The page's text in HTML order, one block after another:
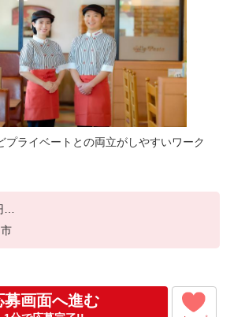
プライベートとの両立がしやすいワーク
時給1438円
1100円
当
時給＋50円
募画面へ進む